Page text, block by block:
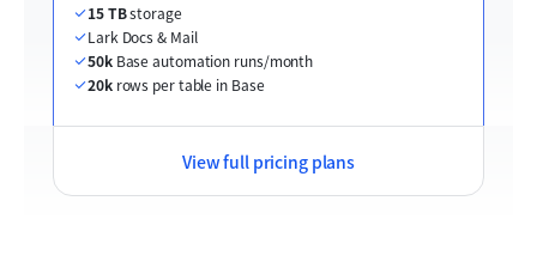
15 TB storage
Lark Docs & Mail
50k Base automation runs/month
20k rows per table in Base
View full pricing plans